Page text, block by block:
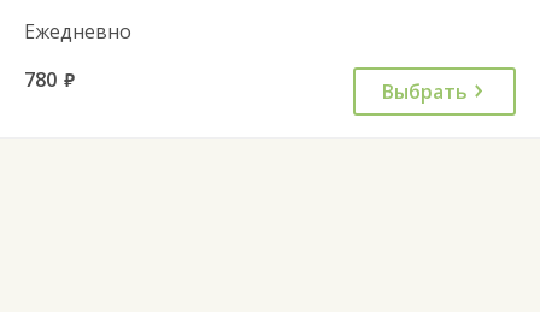
Ежедневно
780 руб. Выбрать